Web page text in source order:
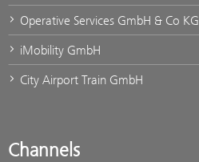
Operative Services GmbH & Co KG
iMobility GmbH
City Airport Train GmbH
Channels